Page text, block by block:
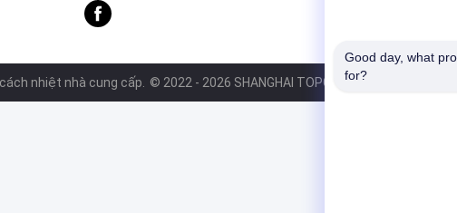
nhiệt nhà cung cấp. © 2022 - 2026 SHANGHAI TOPGREEN INDUSTRIAL
Good day, what
for?